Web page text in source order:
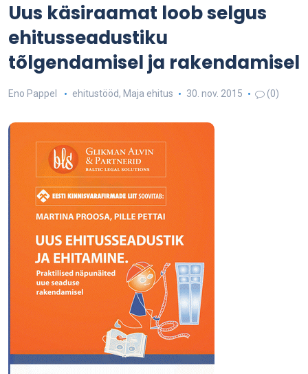
Uus käsiraamat loob selgus
ehitusseadustiku
tõlgendamisel ja rakendamisel
Eno Pappel ehitustööd, Maja ehitus 30. nov. 2015 (0)